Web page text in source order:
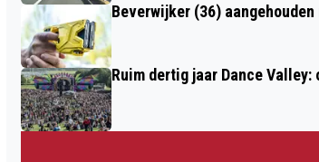
Beverwijker (36)
Ruim dertig jaar Dance